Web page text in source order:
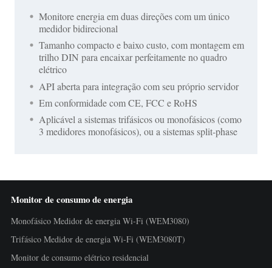
Monitore energia em duas direções com um único
medidor bidirecional
Tamanho compacto e baixo custo, com montagem em
trilho DIN para encaixar perfeitamente no quadro
elétrico
API aberta para integração com seu próprio servidor
Em conformidade com CE, FCC e RoHS
Aplicável a sistemas trifásicos ou monofásicos (como
3 medidores monofásicos), ou a sistemas split-phase
Monitor de consumo de energia
Monofásico Medidor de energia Wi-Fi (WEM3080)
Trifásico Medidor de energia Wi-Fi (WEM3080T)
Monitor de consumo elétrico residencial